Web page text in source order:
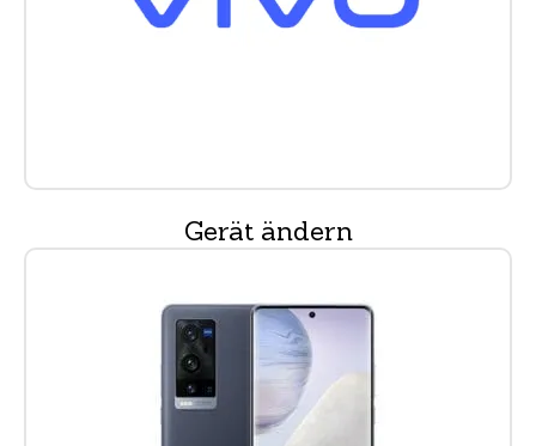
Gerät ändern